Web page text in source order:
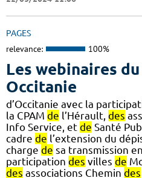
PAGES
relevance: 100%
Les webinaires du
Occitanie
d’Occitanie avec la
la CPAM de l’Hérault, des
Info Service, et de Santé
cadre de l’extension du
charge de sa transmission
participation des villes de
des associations Chemin des